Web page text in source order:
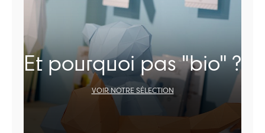
Et pourquoi pas "bio" ?
VOIR NOTRE SÉLECTION